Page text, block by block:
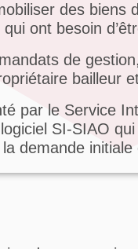
des
ont besoin
de
bailleur
par le Service
SI-SIAO
demande initiale